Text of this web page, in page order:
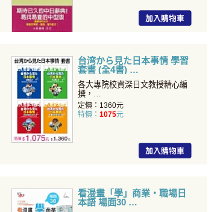
台湾から見た日本事情 學習
套書 (全4書)
各大專院校資深日文教授精心編
撰，
帶您站在台灣的角度看日本！...
定價：1360元
特價： 1075元
看漫畫「學」商業・職場日
本語 場面30